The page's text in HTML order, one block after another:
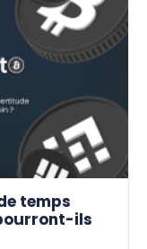
temps
ils